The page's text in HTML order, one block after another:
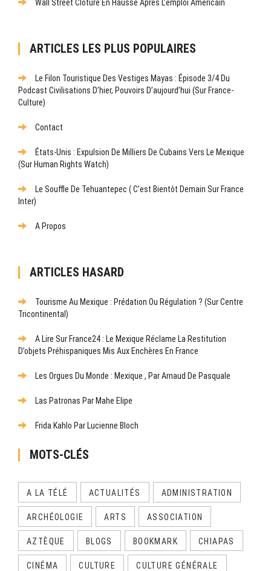
Wall Street Clôture En Hausse Après L’emploi Américain
ARTICLES LES PLUS POPULAIRES
Le Filon Touristique Des Vestiges Mayas : Épisode 3/4 Du
Podcast Civilisations D’hier, Pouvoirs D’aujourd’hui (sur France-
Culture)
Contact
États-Unis : Expulsion De Milliers De Cubains Vers Le Mexique
(sur Human Rights Watch)
Le Souffle De Tehuantepec ( C’est Bientôt Demain Sur France
Inter)
A Propos
ARTICLES HASARD
Tourisme Au Mexique : Prédation Ou Régulation ? (Sur Centre
Tricontinental)
A Lire Sur France24 : Le Mexique Réclame La Restitution
D’objets Préhispaniques Mis Aux Enchères En France
Les Orgues Du Monde : Mexique , Par Arnaud De Pasquale
Las Patronas Par Mahe Elipe
Frida Kahlo Par Lucienne Bloch
MOTS-CLÉS
A LA TÉLÉ ACTUALITÉS ADMINISTRATION
ARCHÉOLOGIE ARTS ASSOCIATION
AZTÈQUE BLOGS BOOKMARK CHIAPAS
CINÉMA CULTURE CULTURE GÉNÉRALE